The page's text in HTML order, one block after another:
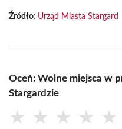
Źródło: Urząd Miasta Stargard
Oceń: Wolne miejsca w
Stargardzie
★ ★ ★ ★ ★